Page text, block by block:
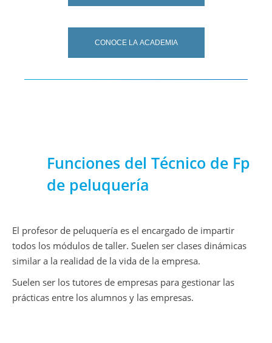
CONOCE LA ACADEMIA
Funciones del Técnico de Fp
de peluquería
El profesor de peluquería es el encargado de impartir
todos los módulos de taller. Suelen ser clases dinámicas
similar a la realidad de la vida de la empresa.
Suelen ser los tutores de empresas para gestionar las
prácticas entre los alumnos y las empresas.